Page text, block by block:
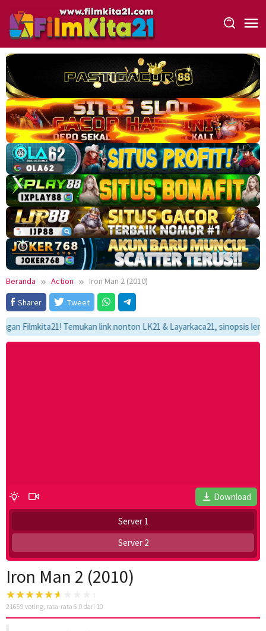
konten
Beranda Action
Iron Man 2 (2010)
Sharer
Tweet
Temukan link nonton LK21 & Layarkaca21, sinopsis
Download
Server 1
Server 2
Iron Man 2 (2010)
21659 voting, rata-rata 6.0 dari 10